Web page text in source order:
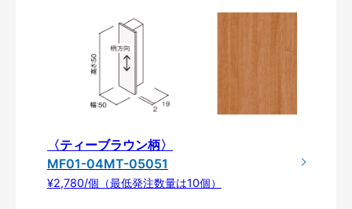
〈ティーブラウン柄〉
MF01-04MT-05051
¥2,780/個（最低発注数量は10個）